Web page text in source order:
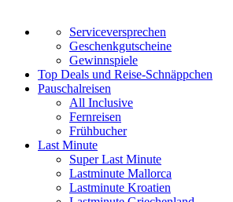
Serviceversprechen
Geschenkgutscheine
Gewinnspiele
Top Deals und Reise-Schnäppchen
Pauschalreisen
All Inclusive
Fernreisen
Frühbucher
Last Minute
Super Last Minute
Lastminute Mallorca
Lastminute Kroatien